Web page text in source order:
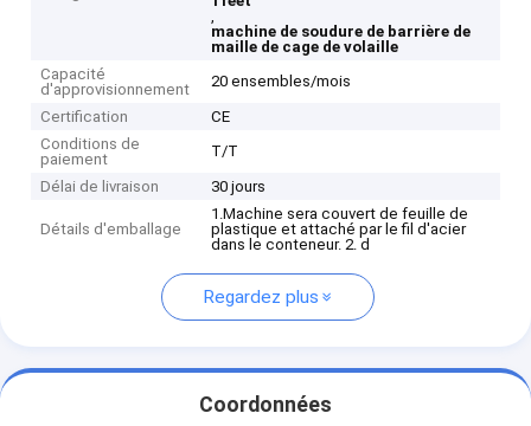
,
machine de soudure de barrière de
maille de cage de volaille
Capacité
d'approvisionnement
20 ensembles/mois
Certification
CE
Conditions de
paiement
T/T
Délai de livraison
30 jours
Détails d'emballage
1.Machine sera couvert de feuille de
plastique et attaché par le fil d'acier
dans le conteneur. 2. d
Regardez plus
Coordonnées